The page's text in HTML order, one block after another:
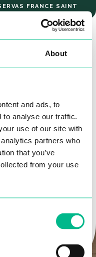
About
and ads, to
to analyse our traffic.
use of our site with
partners who
that you’ve
from your use
FRANCE SAINT
espacio de
eventos y comedor.
están incluidos.
es nuestra prioridad:
forma segura.
de contacto para que
contigo
en tu búsqueda de
T4
Apartment